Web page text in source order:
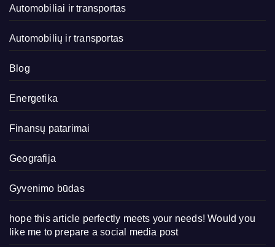
Automobiliai ir transportas
Automobilių ir transportas
Blog
Energetika
Finansų patarimai
Geografija
Gyvenimo būdas
hope this article perfectly meets your needs! Would you
like me to prepare a social media post